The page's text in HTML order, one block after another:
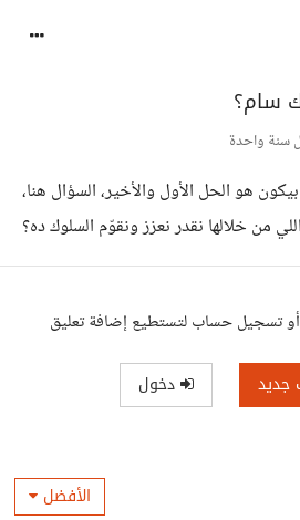
سام؟
سنة واحدة
هو الحل الأول والأخير، السؤال هنا،
من خلالها نقدر نعزز ونقوّم السلوك ده؟
تسجيل حساب لتستطيع إضافة تعليق
دخول
الأفضل